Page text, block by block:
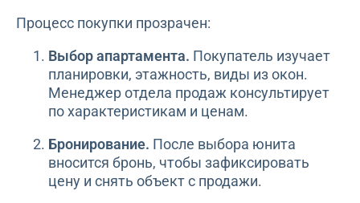
Процесс покупки прозрачен:
Выбор апартамента. Покупатель изучает
планировки, этажность, виды из окон.
Менеджер отдела продаж консультирует
по характеристикам и ценам.
Бронирование. После выбора юнита
вносится бронь, чтобы зафиксировать
цену и снять объект с продажи.